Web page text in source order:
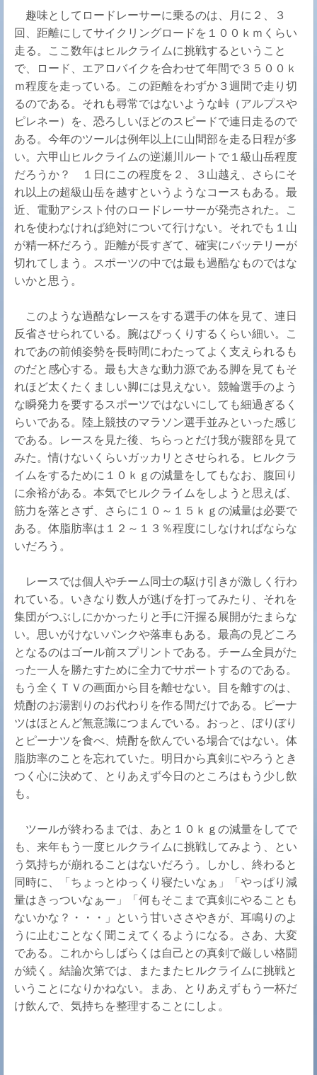
趣味としてロードレーサーに乗るのは、月に２、３
回、距離にしてサイクリングロードを１００ｋｍくらい
走る。ここ数年はヒルクライムに挑戦するということ
で、ロード、エアロバイクを合わせて年間で３５００ｋ
ｍ程度を走っている。この距離をわずか３週間で走り切
るのである。それも尋常ではないような峠（アルプスや
ピレネー）を、恐ろしいほどのスピードで連日走るので
ある。今年のツールは例年以上に山間部を走る日程が多
い。六甲山ヒルクライムの逆瀬川ルートで１級山岳程度
だろうか？ １日にこの程度を２、３山越え、さらにそ
れ以上の超級山岳を越すというようなコースもある。最
近、電動アシスト付のロードレーサーが発売された。こ
れを使わなければ絶対について行けない。それでも１山
が精一杯だろう。距離が長すぎて、確実にバッテリーが
切れてしまう。スポーツの中では最も過酷なものではな
いかと思う。
このような過酷なレースをする選手の体を見て、連日
反省させられている。腕はびっくりするくらい細い。こ
れであの前傾姿勢を長時間にわたってよく支えられるも
のだと感心する。最も大きな動力源である脚を見てもそ
れほど太くたくましい脚には見えない。競輪選手のよう
な瞬発力を要するスポーツではないにしても細過ぎるく
らいである。陸上競技のマラソン選手並みといった感じ
である。レースを見た後、ちらっとだけ我が腹部を見て
みた。情けないくらいガッカリとさせられる。ヒルクラ
イムをするために１０ｋｇの減量をしてもなお、腹回り
に余裕がある。本気でヒルクライムをしようと思えば、
筋力を落とさず、さらに１０～１５ｋｇの減量は必要で
ある。体脂肪率は１２～１３％程度にしなければならな
いだろう。
レースでは個人やチーム同士の駆け引きが激しく行わ
れている。いきなり数人が逃げを打ってみたり、それを
集団がつぶしにかかったりと手に汗握る展開がたまらな
い。思いがけないパンクや落車もある。最高の見どころ
となるのはゴール前スプリントである。チーム全員がた
った一人を勝たすために全力でサポートするのである。
もう全くＴＶの画面から目を離せない。目を離すのは、
焼酎のお湯割りのお代わりを作る間だけである。ピーナ
ツはほとんど無意識につまんでいる。おっと、ぼりぼり
とピーナツを食べ、焼酎を飲んでいる場合ではない。体
脂肪率のことを忘れていた。明日から真剣にやろうとき
つく心に決めて、とりあえず今日のところはもう少し飲
も。
ツールが終わるまでは、あと１０ｋｇの減量をしてで
も、来年もう一度ヒルクライムに挑戦してみよう、とい
う気持ちが崩れることはないだろう。しかし、終わると
同時に、「ちょっとゆっくり寝たいなぁ」「やっぱり減
量はきっついなぁー」「何もそこまで真剣にやることも
ないかな？・・・」という甘いささやきが、耳鳴りのよ
うに止むことなく聞こえてくるようになる。さあ、大変
である。これからしばらくは自己との真剣で厳しい格闘
が続く。結論次第では、またまたヒルクライムに挑戦と
いうことになりかねない。まあ、とりあえずもう一杯だ
け飲んで、気持ちを整理することにしよ。